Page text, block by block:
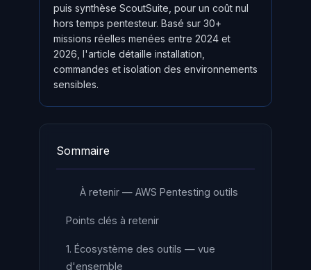
puis synthèse ScoutSuite, pour un coût nul
hors temps pentesteur. Basé sur 30+
missions réelles menées entre 2024 et
2026, l'article détaille installation,
commandes et isolation des environnements
sensibles.
Sommaire
À retenir — AWS Pentesting outils
Points clés à retenir
1. Écosystème des outils — vue
d'ensemble